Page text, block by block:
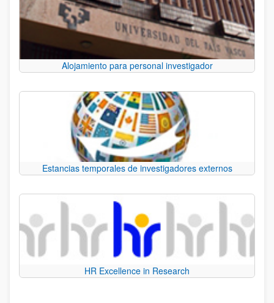
Alojamiento para personal investigador
Estancias temporales de investigadores externos
HR Excellence in Research